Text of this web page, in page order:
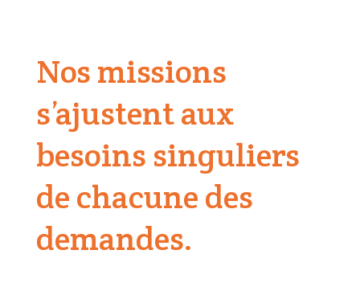
Nos missions
s’ajustent aux
besoins singuliers
de chacune des
demandes.